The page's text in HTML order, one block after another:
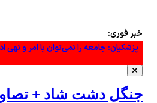
خبر فوری:
گسترش «خطوط زرد»: آیا آتش‌بس ۱۴ روزه در غزه موفق خواهد شد؟
سردرگمی تل‌آویو در برابر توافق و افزایش
کارشناس نظامی یمنی: عملیات یمن، طرح
جنگل دشت شاد +